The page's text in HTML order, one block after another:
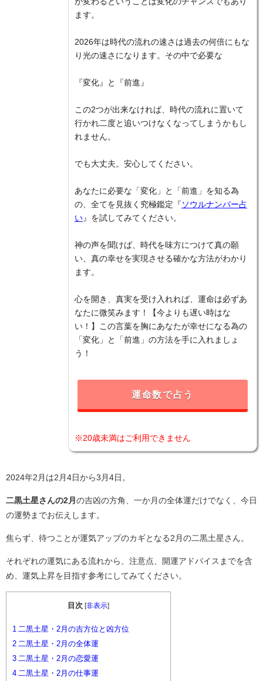
ます。
2026年は時代の流れの速さは過去の何倍にもな
り光の速さになります。その中で必要な
『変化』と『前進』
この2つが出来なければ、時代の流れに置いて
行かれ二度と追いつけなくなってしまうかもし
れません。
でも大丈夫。安心してください。
あなたに必要な「変化」と「前進」を知る為
の、全てを見抜く究極鑑定『 ソウルナンバー占
い 』を試してみてください。
神の声を聞けば、時代を味方につけて真の願
い、真の幸せを実現させる確かな方法がわかり
ます。
心を開き、真実を受け入れれば、運命は必ずあ
なたに微笑みます！【今よりも遅い時はな
い！】この言葉を胸にあなたが幸せになる為の
「変化」と「前進」の方法を手に入れましょ
う！
運命数で占う
※20歳未満はご利用できません
2024年2月は2月4日から3月4日。
二黒土星さんの2月 の吉凶の方角、一か月の全体運だけでなく、今日
の運勢までお伝えします。
焦らず、待つことが運気アップのカギとなる2月の二黒土星さん。
それぞれの運気にある流れから、注意点、開運アドバイスまでを含
め、運気上昇を目指す参考にしてみてください。
目次 非表示
1
二黒土星・2月の吉方位と凶方位
2 二黒土星・2月の全体運
3 二黒土星・2月の恋愛運
4 二黒土星・2月の仕事運